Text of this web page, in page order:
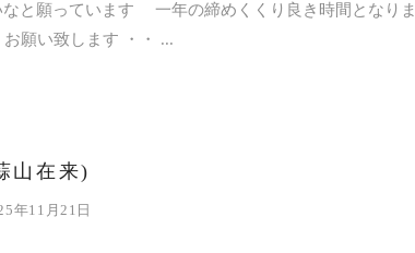
と願っています 一年の締めくくり良き時間となり
願い致します ・・
山在来)
年11月21日